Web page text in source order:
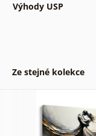
Výhody USP
Ze stejné kolekce